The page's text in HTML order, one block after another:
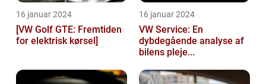
16 januar 2024
[VW Golf GTE: Fremtiden
for elektrisk kørsel]
16 januar 2024
VW Service: En
dybdegående analyse af
bilens pleje...